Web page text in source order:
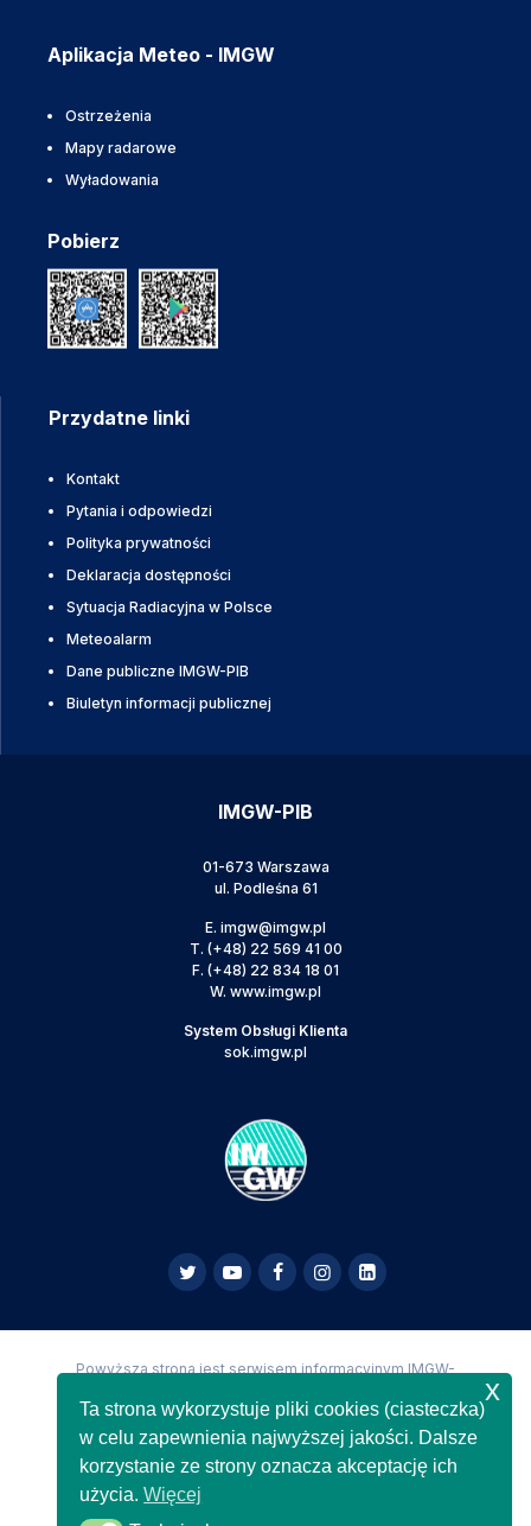
Aplikacja Meteo - IMGW
Ostrzeżenia
Mapy radarowe
Wyładowania
Pobierz
Przydatne linki
Kontakt
Pytania i odpowiedzi
Polityka prywatności
Deklaracja dostępności
Sytuacja Radiacyjna w Polsce
Meteoalarm
Dane publiczne IMGW-PIB
Biuletyn informacji publicznej
IMGW-PIB
01-673 Warszawa
ul. Podleśna 61
E. imgw@imgw.pl
T. (+48) 22 569 41 00
F. (+48) 22 834 18 01
W. www.imgw.pl
System Obsługi Klienta
sok.imgw.pl
Powyższa strona jest serwisem informacyjnym IMGW-
Copyright IMGW-PIB Wszelkie prawa zastrzeżone
Ta strona wykorzystuje pliki cookies (ciasteczka)
w celu zapewnienia najwyższej jakości. Dalsze
korzystanie ze strony oznacza akceptację ich
użycia.Więcej
x